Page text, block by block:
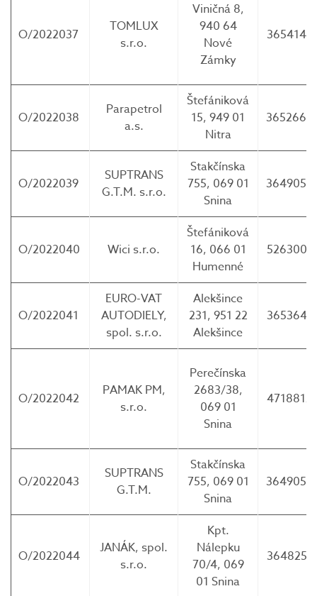
O/2022037
TOMLUX
s.r.o.
Viničná 8,
940 64
Nové
Zámky
O/2022038
Parapetrol
a.s.
Štefániková
15, 949 01
Nitra
O/2022039
SUPTRANS
G.T.M. s.r.o.
Stakčínska
755, 069 01
Snina
O/2022040 Wici s.r.o.
Štefániková
16, 066 01
Humenné
O/2022041
EURO-VAT
AUTODIELY,
spol. s.r.o.
Alekšince
231, 951 22
Alekšince
O/2022042
PAMAK PM,
s.r.o.
Perečínska
2683/38,
069 01
Snina
O/2022043
SUPTRANS
G.T.M.
Stakčínska
755, 069 01
Snina
O/2022044
JANÁK, spol.
s.r.o.
Kpt.
Nálepku
70/4, 069
01 Snina